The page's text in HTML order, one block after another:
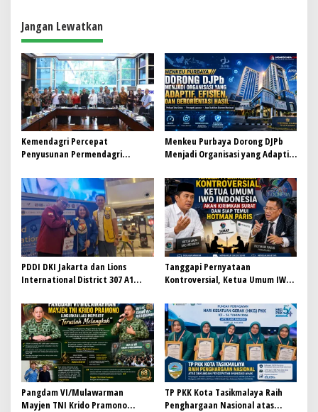
Jangan Lewatkan
Kemendagri Percepat
Penyusunan Permendagri
Menkeu Purbaya Dorong DJPb
Menjadi Organisasi yang Adaptif,
PDDI DKI Jakarta dan Lions
International District 307 A1
Gerakan Donor Darah Modern
Tanggapi Pernyataan
Kontroversial, Ketua Umum IWO
Temui Hotman Paris: Jaga
Marwah Pers Lewat Dialog
Terbuka
Pangdam VI/Mulawarman
Mayjen TNI Krido Pramono
TP PKK Kota Tasikmalaya Raih
Penghargaan Nasional atas